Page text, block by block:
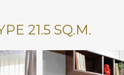
21.5 SQ.M.